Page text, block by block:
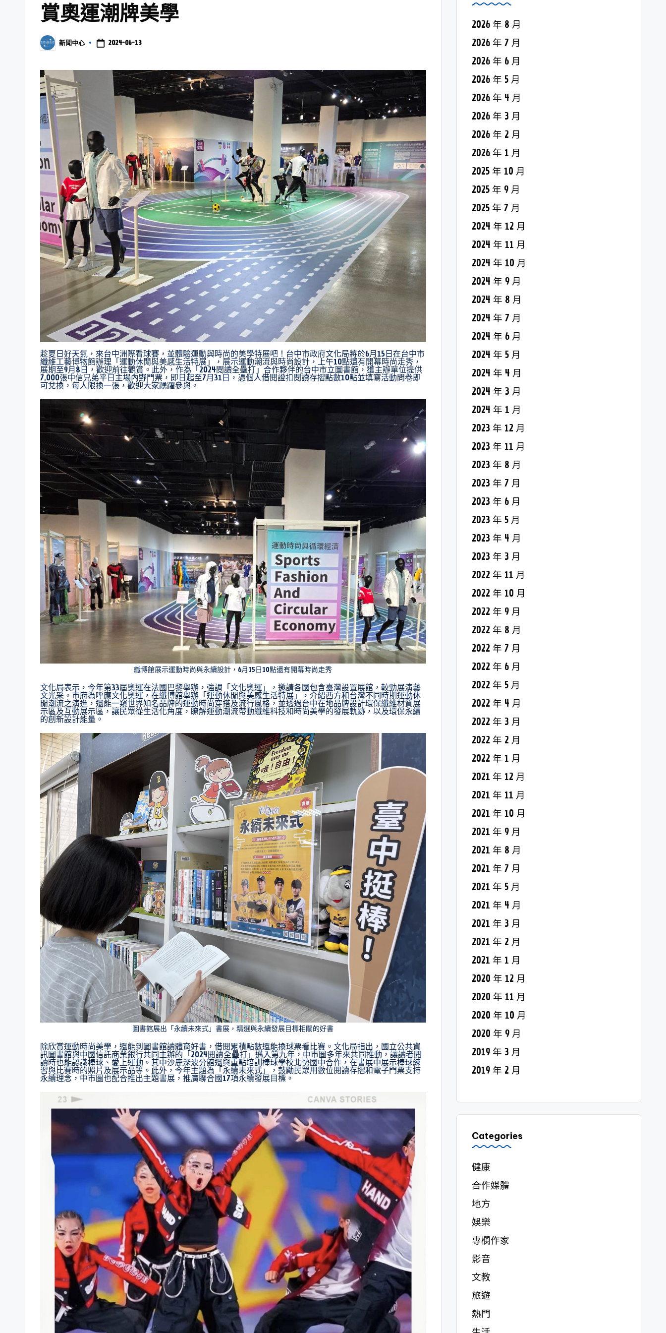
賞奧運潮牌美學
新聞中心 2024-06-13
趁夏日好天氣，來台中洲際看球賽，並體驗運動與時尚的美學特展吧！台中市政府文化局將於6月15日在台中市
纖維工藝博物館辦理「運動休閒與美感生活特展」，展示運動潮流與時尚設計，上午10點還有開幕時尚走秀，
展期至9月8日，歡迎前往觀賞。此外，作為「2024閱讀全壘打」合作夥伴的台中市立圖書館，獲主辦單位提供
7,000張中信兄弟平日主場內野門票，即日起至7月31日，憑個人借閱證扣閱讀存摺點數10點並填寫活動問卷即
可兌換，每人限換一張，歡迎大家踴躍參與。
纖博館展示運動時尚與永續設計，6月15日10點還有開幕時尚走秀
文化局表示，今年第33屆奧運在法國巴黎舉辦，強調「文化奧運」，邀請各國包含臺灣設置展館，較勁展演藝
文光采。市府為呼應文化奧運，在纖博館舉辦「運動休閒與美感生活特展」，介紹西方和台灣不同時期運動休
閒潮流之演進，還能一窺世界知名品牌的運動時尚穿搭及流行風格，並透過台中在地品牌設計環保纖維材質展
示區及互動展示區，讓民眾從生活化角度，瞭解運動潮流帶動纖維科技和時尚美學的發展軌跡，以及環保永續
的創新設計能量。
圖書館展出「永續未來式」書展，精選與永續發展目標相關的好書
除欣賞運動時尚美學，還能到圖書館讀體育好書，借閱累積點數還能換球票看比賽。文化局指出，國立公共資
訊圖書館與中國信託商業銀行共同主辦的「2024閱讀全壘打」邁入第九年，中市圖多年來共同推動，讓讀者閱
讀時也能認識棒球、愛上運動。其中沙鹿深波分館還與重點培訓棒球學校北勢國中合作，在書展中展示棒球練
習與比賽時的照片及展示品等。此外，今年主題為「永續未來式」，鼓勵民眾用數位閱讀存摺和電子門票支持
永續理念，中市圖也配合推出主題書展，推廣聯合國17項永續發展目標。
2026 年 8 月
2026 年 7 月
2026 年 6 月
2026 年 5 月
2026 年 4 月
2026 年 3 月
2026 年 2 月
2026 年 1 月
2025 年 10 月
2025 年 9 月
2025 年 7 月
2024 年 12 月
2024 年 11 月
2024 年 10 月
2024 年 9 月
2024 年 8 月
2024 年 7 月
2024 年 6 月
2024 年 5 月
2024 年 4 月
2024 年 3 月
2024 年 1 月
2023 年 12 月
2023 年 11 月
2023 年 8 月
2023 年 7 月
2023 年 6 月
2023 年 5 月
2023 年 4 月
2023 年 3 月
2022 年 11 月
2022 年 10 月
2022 年 9 月
2022 年 8 月
2022 年 7 月
2022 年 6 月
2022 年 5 月
2022 年 4 月
2022 年 3 月
2022 年 2 月
2022 年 1 月
2021 年 12 月
2021 年 11 月
2021 年 10 月
2021 年 9 月
2021 年 8 月
2021 年 7 月
2021 年 5 月
2021 年 4 月
2021 年 3 月
2021 年 2 月
2021 年 1 月
2020 年 12 月
2020 年 11 月
2020 年 10 月
2020 年 9 月
2019 年 3 月
2019 年 2 月
Categories
健康
合作媒體
地方
娛樂
專欄作家
影音
文教
旅遊
熱門